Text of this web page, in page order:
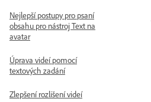
Nejlepší postupy pro psaní
obsahu pro nástroj Text na
avatar
Úprava videí pomocí
textových zadání
Zlepšení rozlišení videí